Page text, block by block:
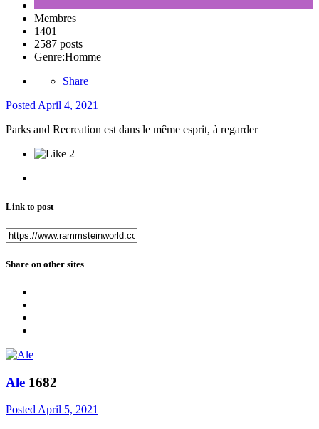
Membres
1401
2587 posts
Genre:Homme
Share
Posted April 4, 2021
Parks and Recreation est dans le même esprit, à regarder
2
Link to post
Share on other sites
Ale 1682
PostedApril 5, 2021